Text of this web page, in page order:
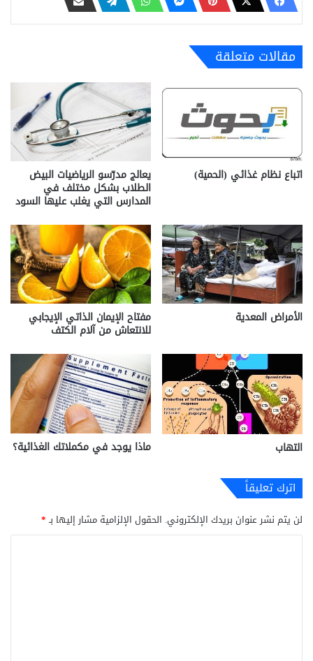
مقالات متعلقة
اتباع نظام غذائي (الحمية) يعالج مدرّسو الرياضيات البيض
الطلاب بشكل مختلف في
المدارس التي يغلب عليها السود
الأمراض المعدية مفتاح الإيمان الذاتي الإيجابي
للانتعاش من آلام الكتف
التهاب ماذا يوجد في مكملاتك الغذائية؟
اترك تعليقاً
لن يتم نشر عنوان بريدك الإلكتروني. الحقول الإلزامية مشار إليها بـ*